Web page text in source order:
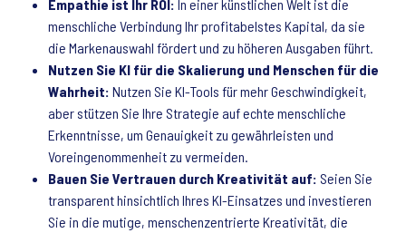
Empathie ist Ihr ROI: In einer künstlichen Welt ist die
menschliche Verbindung Ihr profitabelstes Kapital, da sie
die Markenauswahl fördert und zu höheren Ausgaben führt.
Nutzen Sie KI für die Skalierung und Menschen für die
Wahrheit: Nutzen Sie KI-Tools für mehr Geschwindigkeit,
aber stützen Sie Ihre Strategie auf echte menschliche
Erkenntnisse, um Genauigkeit zu gewährleisten und
Voreingenommenheit zu vermeiden.
Bauen Sie Vertrauen durch Kreativität auf: Seien Sie
transparent hinsichtlich Ihres KI-Einsatzes und investieren
Sie in die mutige, menschenzentrierte Kreativität, die